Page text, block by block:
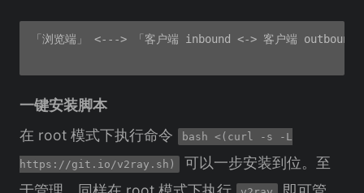
「浏览端」 <---> 「客户端 inbound <-> 客户端
一键安装脚本
在 root 模式下执行命令
bash <(curl -s -L
https://git.io/v2ray.sh)
可以一步安装到位。至